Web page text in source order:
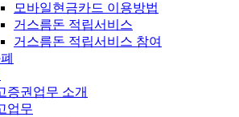
모바일현금카드 이용방법
거스름돈 적립서비스
거스름돈 적립서비스 참여
증권업무 소개
업무